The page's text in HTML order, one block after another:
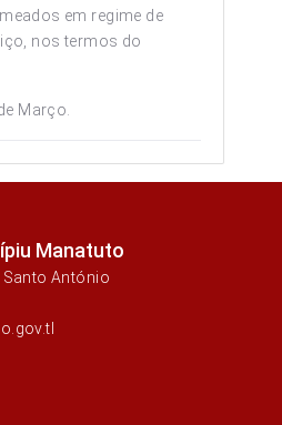
em regime de
nos termos do
Março.
Manatuto
Santo António